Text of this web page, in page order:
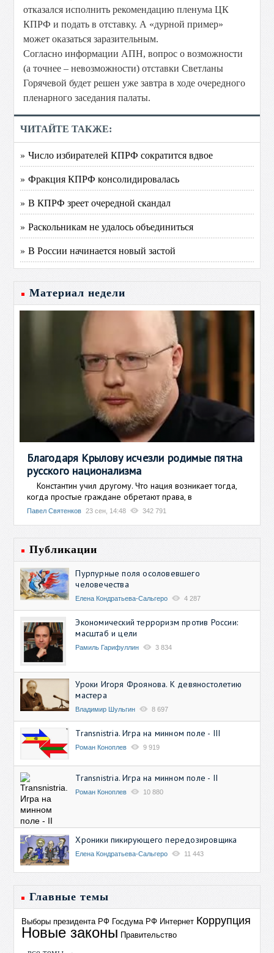
отказался исполнить рекомендацию пленума ЦК
КПРФ и подать в отставку. А «дурной пример»
может оказаться заразительным.
Согласно информации АПН, вопрос о возможности
(а точнее – невозможности) отставки Светланы
Горячевой будет решен уже завтра в ходе очередного
пленарного заседания палаты.
ЧИТАЙТЕ ТАКЖЕ:
» Число избирателей КПРФ сократится вдвое
» Фракция КПРФ консолидировалась
» В КПРФ зреет очередной скандал
» Раскольникам не удалось объединиться
» В России начинается новый застой
Материал недели
Благодаря Крылову исчезли родимые пятна
русского национализма
Константин учил другому. Что нация возникает тогда,
когда простые граждане обретают права, в
Павел Святенков 23 сен, 14:48 342 791
Публикации
Пурпурные поля осоловевшего
человечества
Елена Кондратьева-Сальгеро 4 287
Экономический терроризм против России:
масштаб и цели
Рамиль Гарифуллин 3 834
Уроки Игоря Фроянова. К девяностолетию
мастера
Владимир Шульгин 8 697
Transnistria. Игра на минном поле - III
Роман Коноплев 9 919
Transnistria. Игра на минном поле - II
Роман Коноплев 10 880
Хроники пикирующего передозировщика
Елена Кондратьева-Сальгеро 11 443
Главные темы
Выборы президента РФ Госдума РФ Интернет Коррупция
Новые законы Правительство